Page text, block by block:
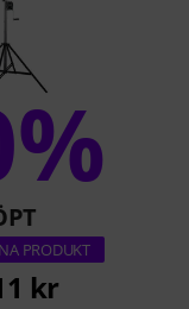
PRODUKT
kr